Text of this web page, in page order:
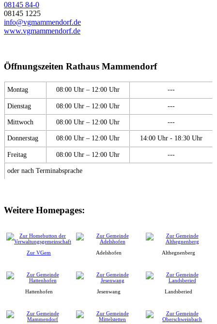
08145 84-0
08145 1225
info@vgmammendorf.de
www.vgmammendorf.de
Öffnungszeiten Rathaus Mammendorf
Montag 08:00 Uhr – 12:00 Uhr ---
Dienstag 08:00 Uhr – 12:00 Uhr ---
Mittwoch 08:00 Uhr – 12:00 Uhr ---
Donnerstag 08:00 Uhr – 12:00 Uhr 14:00 Uhr - 18:30 Uhr
Freitag 08:00 Uhr – 12:00 Uhr ---
oder nach Terminabsprache
Weitere Homepages:
Zur VGem Adelshofen Althegnenberg
Hattenhofen Jesenwang Landsberied